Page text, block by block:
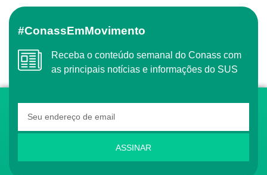
#ConassEmMovimento
Receba o conteúdo semanal do Conass com
as principais notícias e informações do SUS
ASSINAR